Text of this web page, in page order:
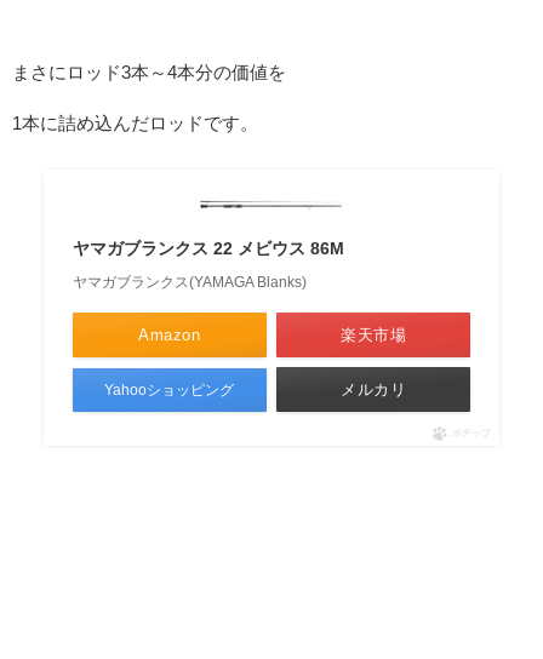
まさにロッド3本～4本分の価値を
1本に詰め込んだロッドです。
ヤマガブランクス 22 メビウス 86M
ヤマガブランクス(YAMAGA Blanks)
Amazon 楽天市場
Yahooショッピング メルカリ
ポチップ